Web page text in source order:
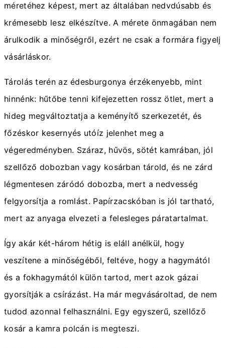
méretéhez képest, mert az általában nedvdúsabb és
krémesebb lesz elkészítve. A mérete önmagában nem
árulkodik a minőségről, ezért ne csak a formára figyelj
vásárláskor.
Tárolás terén az édesburgonya érzékenyebb, mint
hinnénk: hűtőbe tenni kifejezetten rossz ötlet, mert a
hideg megváltoztatja a keményítő szerkezetét, és
főzéskor kesernyés utóíz jelenhet meg a
végeredményben. Száraz, hűvös, sötét kamrában, jól
szellőző dobozban vagy kosárban tárold, és ne zárd
légmentesen záródó dobozba, mert a nedvesség
felgyorsítja a romlást. Papírzacskóban is jól tartható,
mert az anyaga elvezeti a felesleges páratartalmat.
Így akár két-három hétig is eláll anélkül, hogy
veszítene a minőségéből, feltéve, hogy a hagymától
és a fokhagymától külön tartod, mert azok gázai
gyorsítják a csírázást. Ha már megvásároltad, de nem
tudod azonnal felhasználni. Egy egyszerű, szellőző
kosár a kamra polcán is megteszi.